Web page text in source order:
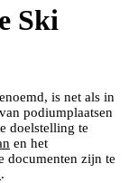
Ski
is net als in
podiumplaatsen
doelstelling te
en het
documenten zijn te
.